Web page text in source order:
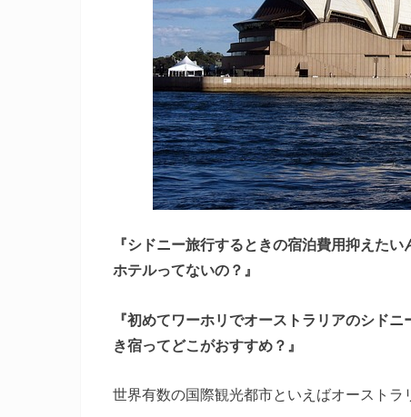
『シドニー旅行するときの宿泊費用抑えた
ホテルってないの？』
『初めてワーホリでオーストラリアのシド
き宿ってどこがおすすめ？』
世界有数の国際観光都市といえばオーストラ